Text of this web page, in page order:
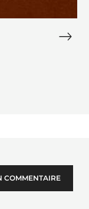
COMMENTAIRE